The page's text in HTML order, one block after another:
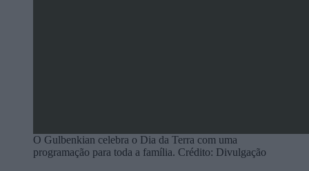
O Gulbenkian celebra o Dia da Terra com uma
programação para toda a família. Crédito: Divulgação